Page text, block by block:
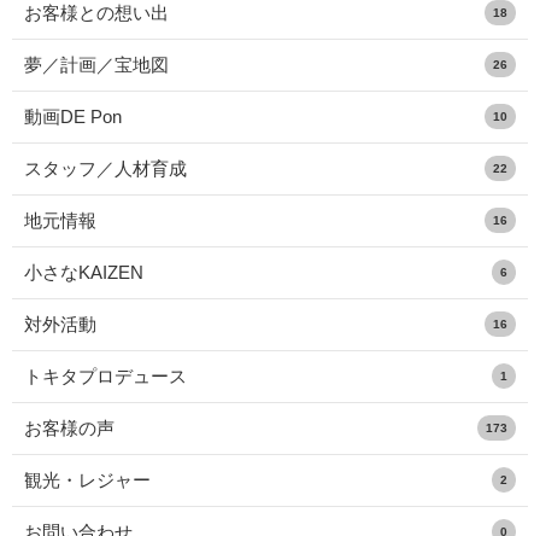
お客様との想い出 18
夢／計画／宝地図 26
動画DE Pon 10
スタッフ／人材育成 22
地元情報 16
小さなKAIZEN 6
対外活動 16
トキタプロデュース 1
お客様の声 173
観光・レジャー 2
お問い合わせ 0